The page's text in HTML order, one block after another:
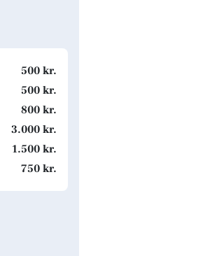
500 kr.
500 kr.
800 kr.
3.000 kr.
1.500 kr.
750 kr.